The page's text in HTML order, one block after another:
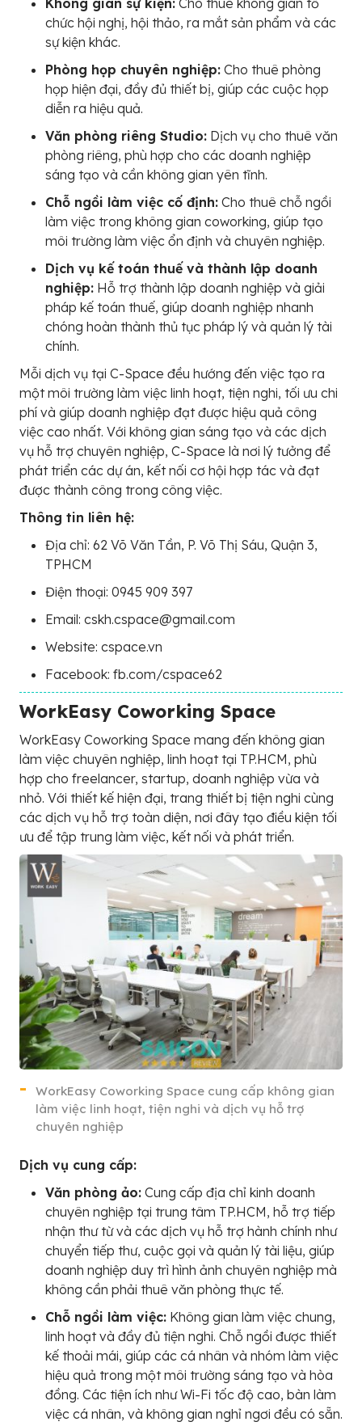
chức hội nghị, hội thảo, ra mắt sản phẩm và các
sự kiện khác.
Phòng họp chuyên nghiệp: Cho thuê phòng
họp hiện đại, đầy đủ thiết bị, giúp các cuộc họp
diễn ra hiệu quả.
Văn phòng riêng Studio: Dịch vụ cho thuê văn
phòng riêng, phù hợp cho các doanh nghiệp
sáng tạo và cần không gian yên tĩnh.
Chỗ ngồi làm việc cố định: Cho thuê chỗ ngồi
làm việc trong không gian coworking, giúp tạo
môi trường làm việc ổn định và chuyên nghiệp.
Dịch vụ kế toán thuế và thành lập doanh
nghiệp: Hỗ trợ thành lập doanh nghiệp và giải
pháp kế toán thuế, giúp doanh nghiệp nhanh
chóng hoàn thành thủ tục pháp lý và quản lý tài
chính.
Mỗi dịch vụ tại C-Space đều hướng đến việc tạo ra
một môi trường làm việc linh hoạt, tiện nghi, tối ưu chi
phí và giúp doanh nghiệp đạt được hiệu quả công
việc cao nhất. Với không gian sáng tạo và các dịch
vụ hỗ trợ chuyên nghiệp, C-Space là nơi lý tưởng để
phát triển các dự án, kết nối cơ hội hợp tác và đạt
được thành công trong công việc.
Thông tin liên hệ:
Địa chỉ: 62 Võ Văn Tần, P. Võ Thị Sáu, Quận 3,
TPHCM
Điện thoại: 0945 909 397
Email: cskh.cspace@gmail.com
Website: cspace.vn
Facebook: fb.com/cspace62
WorkEasy Coworking Space
WorkEasy Coworking Space mang đến không gian
làm việc chuyên nghiệp, linh hoạt tại TP.HCM, phù
hợp cho freelancer, startup, doanh nghiệp vừa và
nhỏ. Với thiết kế hiện đại, trang thiết bị tiện nghi cùng
các dịch vụ hỗ trợ toàn diện, nơi đây tạo điều kiện tối
ưu để tập trung làm việc, kết nối và phát triển.
WorkEasy Coworking Space cung cấp không gian
làm việc linh hoạt, tiện nghi và dịch vụ hỗ trợ
chuyên nghiệp
Dịch vụ cung cấp:
Văn phòng ảo: Cung cấp địa chỉ kinh doanh
chuyên nghiệp tại trung tâm TP.HCM, hỗ trợ tiếp
nhận thư từ và các dịch vụ hỗ trợ hành chính như
chuyển tiếp thư, cuộc gọi và quản lý tài liệu, giúp
doanh nghiệp duy trì hình ảnh chuyên nghiệp mà
không cần phải thuê văn phòng thực tế.
Chỗ ngồi làm việc: Không gian làm việc chung,
linh hoạt và đầy đủ tiện nghi. Chỗ ngồi được thiết
kế thoải mái, giúp các cá nhân và nhóm làm việc
hiệu quả trong một môi trường sáng tạo và hòa
đồng. Các tiện ích như Wi-Fi tốc độ cao, bàn làm
việc cá nhân, và không gian nghỉ ngơi đều có sẵn.